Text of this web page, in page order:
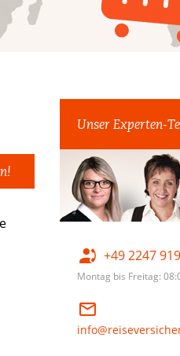
Unser Experten-
+49 2247
Montag bis Freitag: